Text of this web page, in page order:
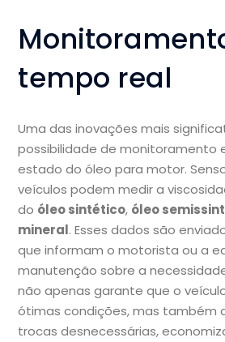
tempo real
Uma das inovações mais
possibilidade de monitoramento
estado do óleo para motor.
veículos podem medir a
do óleo sintético, óleo
mineral. Esses dados são
que informam o motorista ou a
manutenção sobre a
não apenas garante que o
ótimas condições, mas também
trocas desnecessárias,